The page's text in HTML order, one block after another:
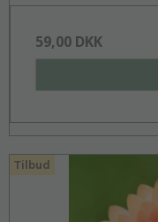
59,00 DKK
Tilbud